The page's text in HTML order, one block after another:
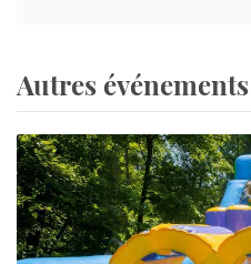
Autres